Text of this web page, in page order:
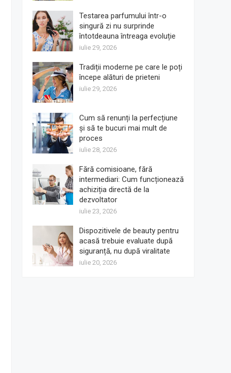
Testarea parfumului într-o
singură zi nu surprinde
întotdeauna întreaga evoluție
iulie 29, 2026
Tradiții moderne pe care le poți
începe alături de prieteni
iulie 29, 2026
Cum să renunți la perfecțiune
și să te bucuri mai mult de
proces
iulie 28, 2026
Fără comisioane, fără
intermediari: Cum funcționează
achiziția directă de la
dezvoltator
iulie 23, 2026
Dispozitivele de beauty pentru
acasă trebuie evaluate după
siguranță, nu după viralitate
iulie 20, 2026